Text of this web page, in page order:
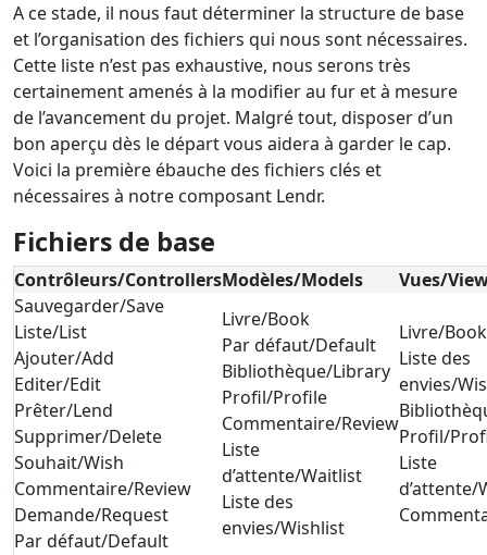
A ce stade, il nous faut déterminer la structure de base
et l’organisation des fichiers qui nous sont nécessaires.
Cette liste n’est pas exhaustive, nous serons très
certainement amenés à la modifier au fur et à mesure
de l’avancement du projet. Malgré tout, disposer d’un
bon aperçu dès le départ vous aidera à garder le cap.
Voici la première ébauche des fichiers clés et
nécessaires à notre composant Lendr.
Fichiers de base
Contrôleurs/ControllersModèles/Models
Vues/
Sauvegarder/Save
Liste/List
Ajouter/Add
Editer/Edit
Prêter/Lend
Supprimer/Delete
Souhait/Wish
Commentaire/Review
Demande/Request
Par défaut/Default
Livre/Book
Par défaut/Default
Bibliothèque/Library
Profil/Profile
Commentaire/Review
Liste
d’attente/Waitlist
Liste des
envies/Wishlist
Livre/Book
Liste des
envies/
Profil/
Liste
d’attente/